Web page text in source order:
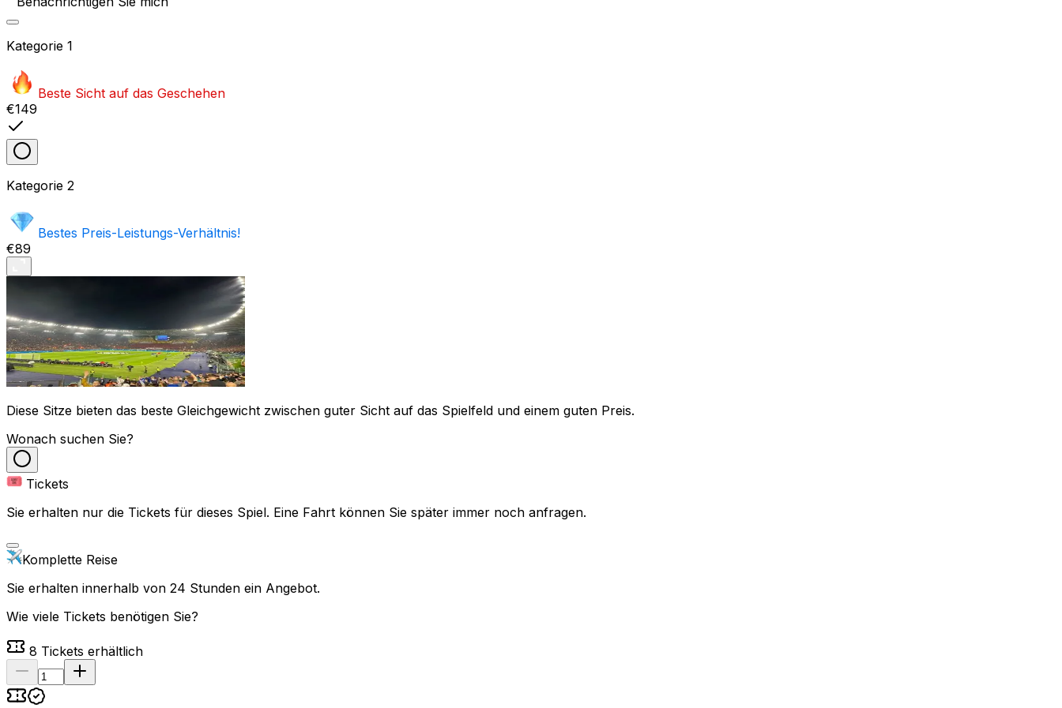
Kategorie 1
Beste Sicht auf das Geschehen
€149
Kategorie 2
Bestes Preis-Leistungs-Verhältnis!
€89
Diese Sitze bieten das beste Gleichgewicht zwischen guter Sicht auf das Spielfeld und einem guten Preis.
Wonach suchen Sie?
Tickets
Sie erhalten nur die Tickets für dieses Spiel. Eine Fahrt können Sie später immer noch anfragen.
Komplette Reise
Sie erhalten innerhalb von 24 Stunden ein Angebot.
Wie viele Tickets benötigen Sie?
8 Tickets erhältlich